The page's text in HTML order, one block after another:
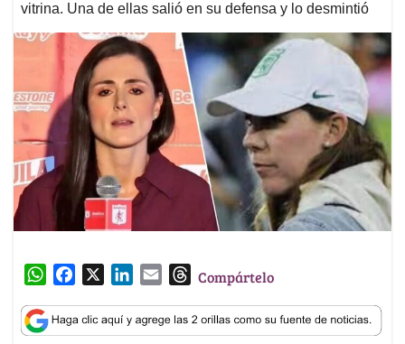
vitrina. Una de ellas salió en su defensa y lo desmintió
W
a
t
c
e
n
k
a
i
T
r
e
Compártelo